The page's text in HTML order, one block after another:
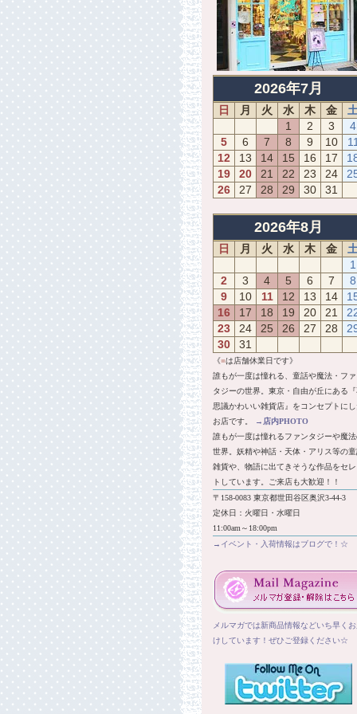
2026年7月
日 月 火 水 木 金
土
1
2 3
4
5
6 7 8 9 10
11
12
13 14 15 16 17
19
20 21 22 23 24
26
27 28 29 30 31
2026年8月
日 月 火 水 木 金
土
1
2
3 4 5 6 7
8
9
10 11 12 13 14
16
17 18 19 20 21
23
24 25 26 27 28
30
31
《■は店舗休業日です》
誰もが一度は憧れる、童話や魔法・ファ
タジーの世界。東京・自由が丘にある『
思議かわいい雑貨店』をコンセプトにし
お店です。
→ 店内PHOTO
誰もが一度は憧れるファンタジーや魔
世界。妖精や神話・天体・アリス等の
雑貨や、物語に出てきそうな作品をセレ
トしています。ご来店も大歓迎！！
〒158-0083 東京都世田谷区奥沢3-44-3
定休日：火曜日・水曜日
11:00am～18:00pm
→イベント・入荷情報はブログで！☆
メルマガでは新商品情報などいち早くお
けしています！ぜひご登録ください☆